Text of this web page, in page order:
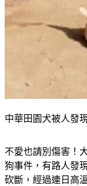
中華田園犬被人發
不愛也請別傷害！
狗事件，有路人發
砍斷，經過連日高